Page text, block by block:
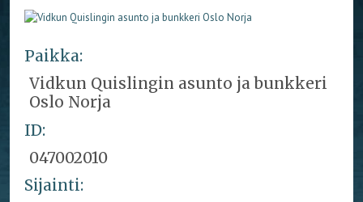
Paikka:
Vidkun Quislingin asunto ja bunkkeri
Oslo Norja
ID:
047002010
Sijainti: